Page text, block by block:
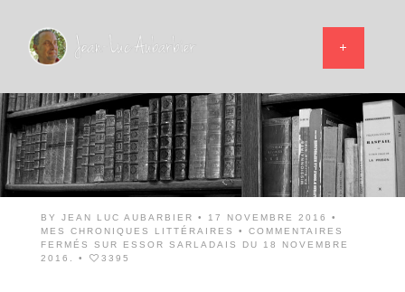
BY JEAN LUC AUBARBIER
• 17 NOVEMBRE 2016 •
MES CHRONIQUES LITTÉRAIRES
• COMMENTAIRES
FERMÉS
SUR ESSOR SARLADAIS DU 18 NOVEMBRE
2016.
• 3395